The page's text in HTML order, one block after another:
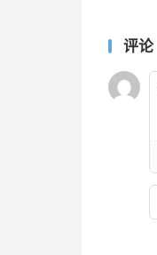
评论